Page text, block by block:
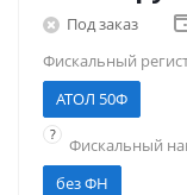
Под заказ
Фискальный
АТОЛ 50Ф
?
Фискальный
без ФН